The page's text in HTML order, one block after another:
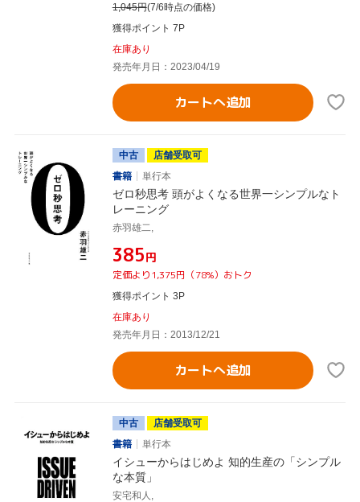
1,045円(7/6時点の価格)
獲得ポイント 7P
在庫あり
発売年月日：2023/04/19
カートへ追加
中古
店舗受取可
書籍
単行本
ゼロ秒思考 頭がよくなる世界一シンプルなト
レーニング
赤羽雄二,
¥385円
定価より1,375円（78%）おトク
獲得ポイント 3P
在庫あり
発売年月日：2013/12/21
カートへ追加
中古
店舗受取可
書籍
単行本
イシューからはじめよ 知的生産の「シンプル
な本質」
安宅和人,